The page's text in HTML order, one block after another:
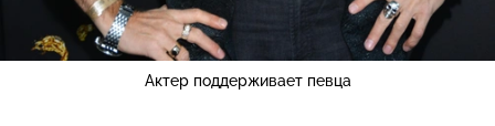
Актер поддерживает певца